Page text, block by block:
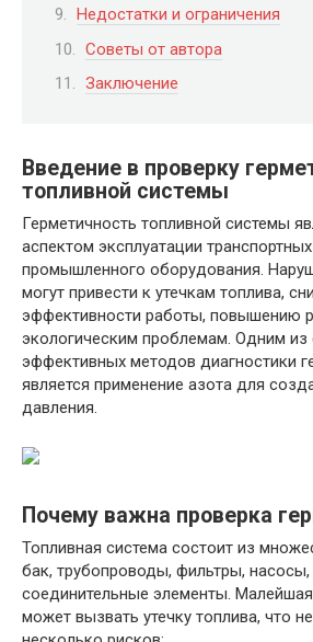
Недостатки и ограничения
Советы от автора
Заключение
Введение в проверку
топливной системы
Герметичность топливной системы
аспектом эксплуатации
промышленного оборудования.
могут привести к утечкам топлива,
эффективности работы, повышению
экологическим проблемам. Одним из
эффективных методов диагностики
является применение азота для
давления.
Почему важна проверка
Топливная система состоит из
бак, трубопроводы, фильтры,
соединительные элементы.
может вызвать утечку топлива, что